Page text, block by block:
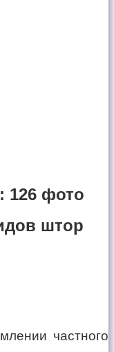
фото
штор
частного